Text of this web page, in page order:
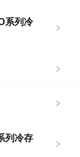
系列冷
列冷存